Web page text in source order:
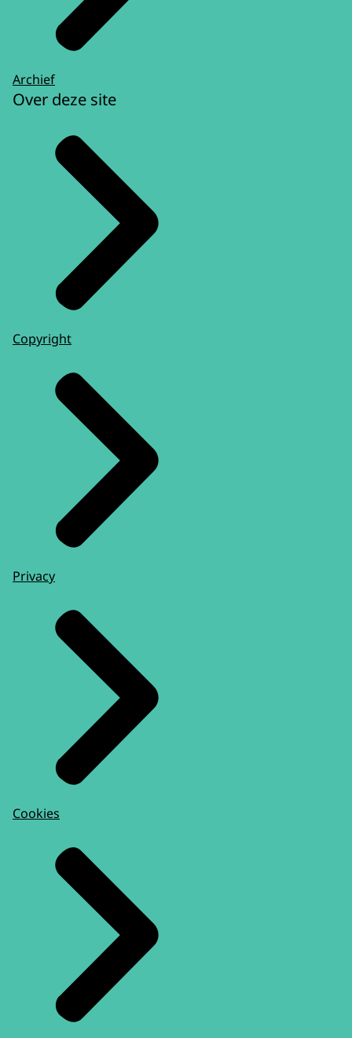
Archief
Over deze site
Copyright
Privacy
Cookies